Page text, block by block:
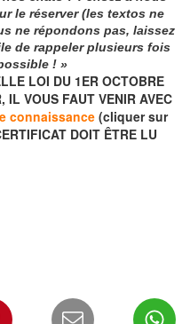
le réserver (les textos ne
ne répondons pas, laissez
de rappeler plusieurs fois
! »
LOI DU 1ER OCTOBRE
IL VOUS FAUT VENIR AVEC
connaissance (cliquer sur
DOIT ÊTRE LU